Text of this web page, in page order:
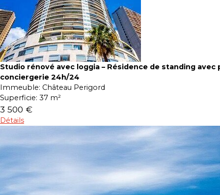
Studio rénové avec loggia – Résidence de standing avec
conciergerie 24h/24
Immeuble: Château Perigord
Superficie: 37 m²
3 500 €
Détails